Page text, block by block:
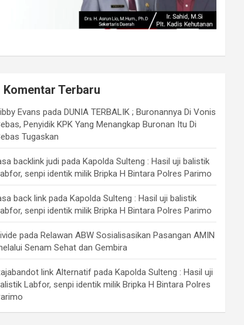
Komentar Terbaru
Evans pada DUNIA TERBALIK ; Buronannya Di Vonis
Penyidik KPK Yang Menangkap Buronan Itu Di
Tugaskan
backlink judi pada Kapolda Sulteng : Hasil uji balistik
senpi identik milik Bripka H Bintara Polres Parimo
back link pada Kapolda Sulteng : Hasil uji balistik
senpi identik milik Bripka H Bintara Polres Parimo
pada Relawan ABW Sosialisasikan Pasangan AMIN
Senam Sehat dan Gembira
link Alternatif pada Kapolda Sulteng : Hasil uji
Labfor, senpi identik milik Bripka H Bintara Polres